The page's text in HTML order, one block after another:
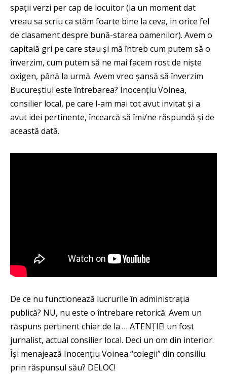
spații verzi per cap de locuitor (la un moment dat
vreau sa scriu ca stăm foarte bine la ceva, in orice fel
de clasament despre bună-starea oamenilor). Avem o
capitală gri pe care stau și mă întreb cum putem să o
înverzim, cum putem să ne mai facem rost de niște
oxigen, până la urmă. Avem vreo șansă să înverzim
Bucureștiul este întrebarea? Inocențiu Voinea,
consilier local, pe care l-am mai tot avut invitat și a
avut idei pertinente, încearcă să îmi/ne răspundă și de
această dată.
De ce nu functionează lucrurile în administrația
publică? NU, nu este o întrebare retorică. Avem un
răspuns pertinent chiar de la … ATENȚIE! un fost
jurnalist, actual consilier local. Deci un om din interior.
Își menajează Inocențiu Voinea “colegii” din consiliu
prin răspunsul său? DELOC!